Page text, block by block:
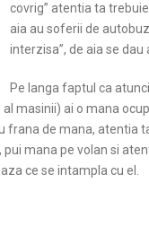
covrig” atentia ta
aia au soferii de
interzisa”, de aia se
Pe langa faptul ca
masinii) ai o mana
frana de mana, atentia
mana pe volan si
ce se intampla cu el.